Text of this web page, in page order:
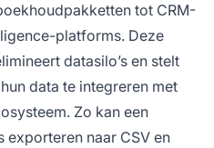
tot CRM-
platforms. Deze
datasilo’s en stelt
data te integreren met
Zo kan een
exporteren naar CSV en